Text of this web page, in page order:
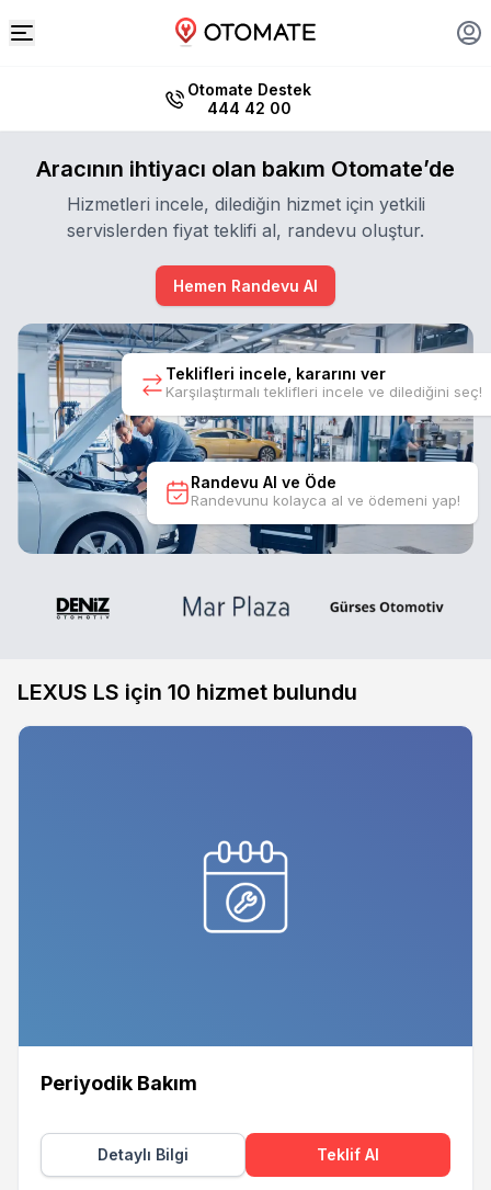
Otomate Destek
444 42 00
Aracının ihtiyacı olan bakım Otomate’de
Hizmetleri incele, dilediğin hizmet için yetkili
servislerden fiyat teklifi al, randevu oluştur.
Hemen Randevu Al
Teklifleri incele, kararını ver
Karşılaştırmalı teklifleri incele ve dilediğini seç!
Randevu Al ve Öde
Randevunu kolayca al ve ödemeni yap!
LEXUS LS için 10 hizmet bulundu
Periyodik Bakım
Detaylı Bilgi Teklif Al